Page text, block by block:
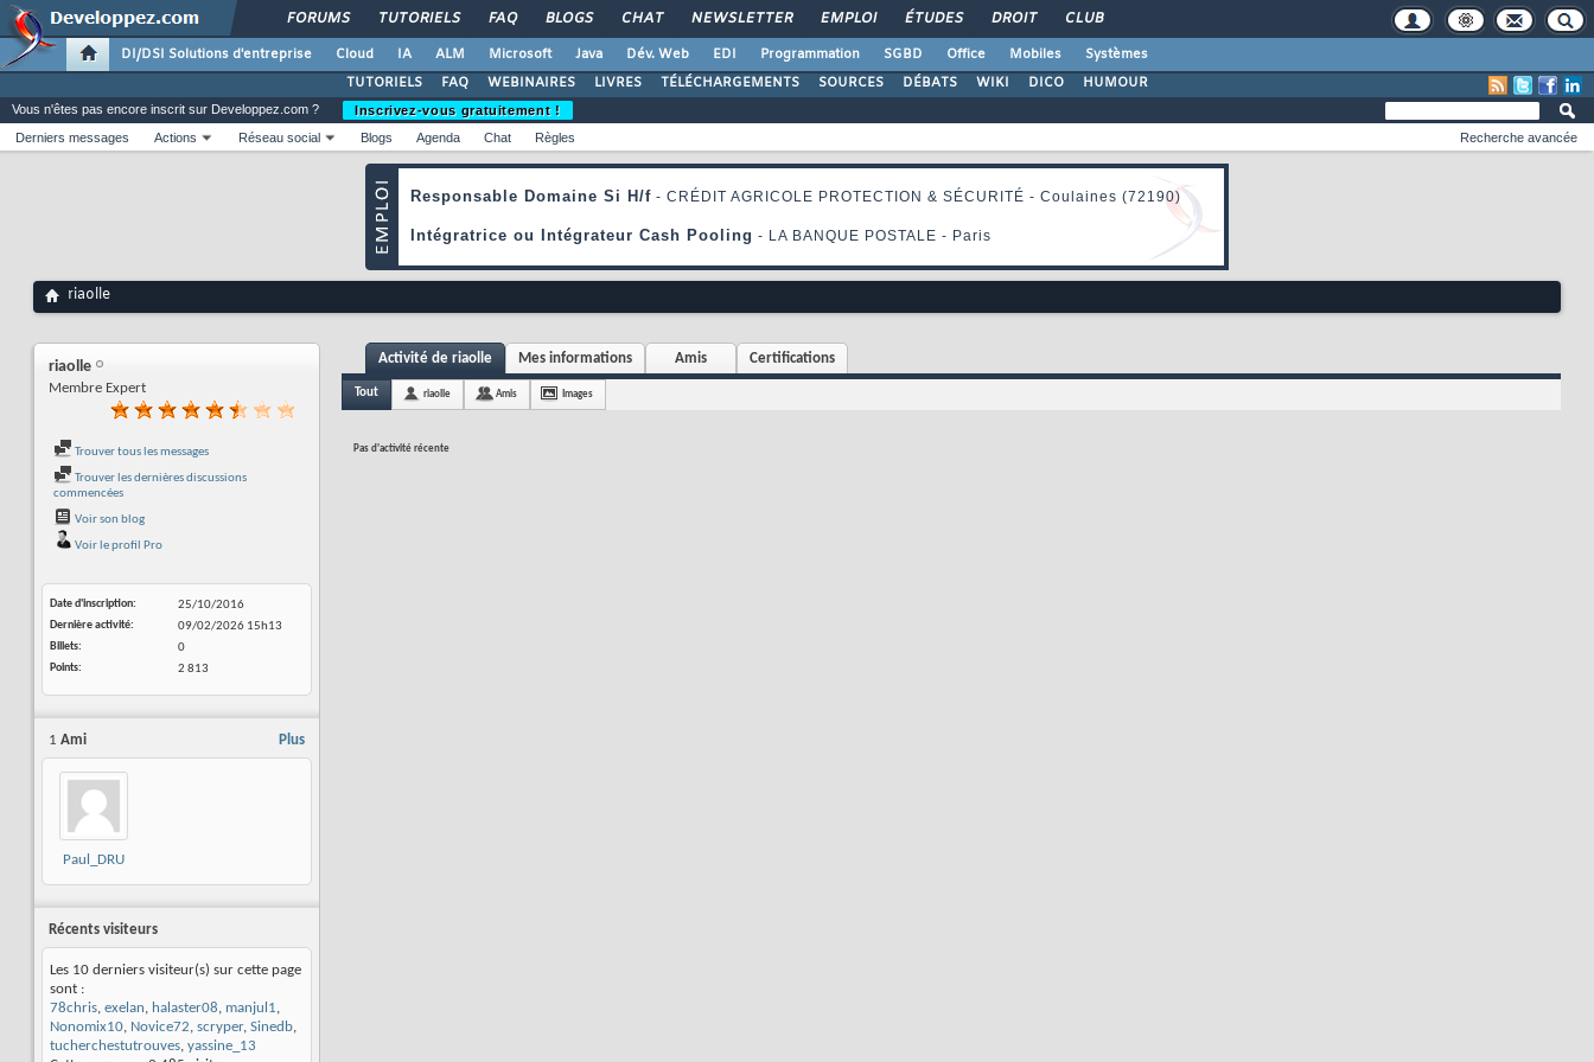
FORUMS TUTORIELS FAQ BLOGS CHAT NEWSLETTER EMPLOI ÉTUDES DROIT CLUB
DI/DSI Solutions d'entreprise Cloud IA ALM Microsoft Java Dév. Web EDI Programmation SGBD Office Mobiles
Systèmes
TUTORIELS
FAQ WEBINAIRES LIVRES TÉLÉCHARGEMENTS SOURCES DÉBATS WIKI DICO HUMOUR
Vous n'êtes pas encore inscrit sur Developpez.com ?
Inscrivez-vous gratuitement !
Derniers messages
Actions Réseau social Blogs Agenda Chat Règles Recherche avancée
riaolle
riaolle
Membre Expert
Trouver tous les messages
Trouver les dernières discussions
commencées
Voir son blog
Voir le profil Pro
Date d'inscription
25/10/2016
Dernière activité
09/02/2026 15h13
Billets
0
Points
2 813
Plus
1 Ami
Paul_DRU
Récents visiteurs
Les 10 derniers visiteur(s) sur cette page
sont :
78chris, exelan, halaster08, manjul1,
Nonomix10, Novice72, scryper, Sinedb,
tucherchestutrouves, yassine_13
Activité de riaolle Mes informations Amis Certifications
Tout riaolle Amis Images
Pas d'activité récente